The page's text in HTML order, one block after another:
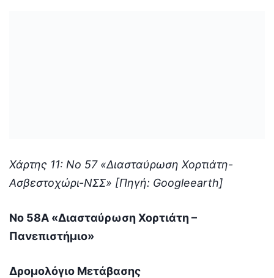
Χάρτης 11: Νο 57 «Διασταύρωση Χορτιάτη-
Ασβεστοχώρι-ΝΣΣ» [Πηγή: Googleearth]
Νο 58Α «Διασταύρωση Χορτιάτη –
Πανεπιστήμιο»
Δρομολόγιο Μετάβασης